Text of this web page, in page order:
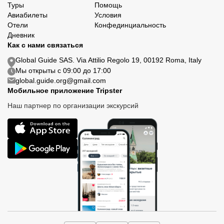
Туры
Авиабилеты
Отели
Дневник
Помощь
Условия
Конфединциальность
Как с нами связаться
Global Guide SAS. Via Attilio Regolo 19, 00192 Roma, Italy
Мы открыты с 09:00 до 17:00
global.guide.org@gmail.com
Мобильное приложение Tripster
Наш партнер по организации экскурсий